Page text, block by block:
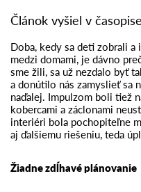
Článok vyšiel v
Doba, kedy sa deti zobrali
medzi domami, je dávno
sme žili, sa už nezdalo byť
a donútilo nás zamyslieť sa
naďalej. Impulzom boli tiež
kobercami a záclonami
interiéri bola pochopiteľne
aj ďalšiemu riešeniu, teda
Žiadne zdĺhavé plánovanie